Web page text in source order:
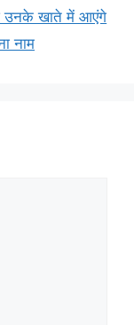
उनके खाते में आएंगे
नाम